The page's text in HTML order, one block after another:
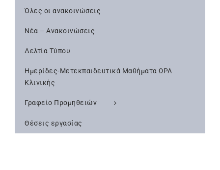
Όλες οι ανακοινώσεις
Νέα – Ανακοινώσεις
Δελτία Τύπου
Ημερίδες-Μετεκπαιδευτικά Μαθήματα ΩΡΛ
Κλινικής
Γραφείο Προμηθειών
Θέσεις εργασίας